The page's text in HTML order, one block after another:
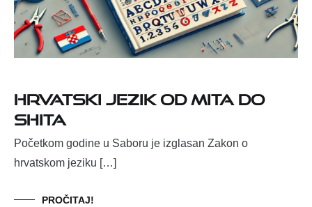
Hrvatski jezik od mita do
shita
Početkom godine u Saboru je izglasan Zakon o
hrvatskom jeziku […]
PROČITAJ!